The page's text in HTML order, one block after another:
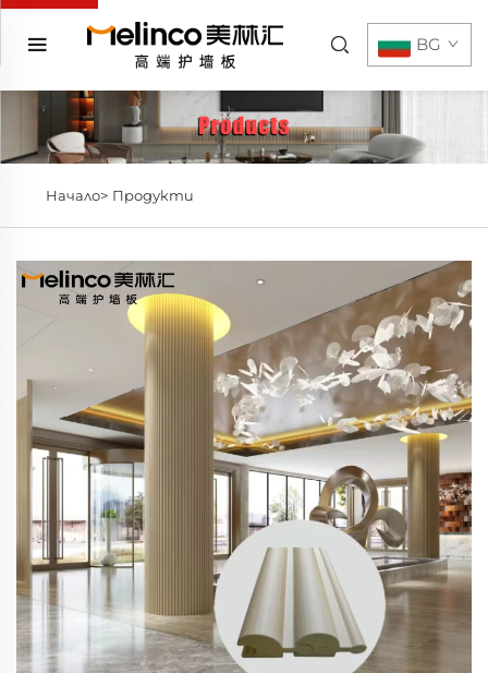
BG
Начало> Продукти